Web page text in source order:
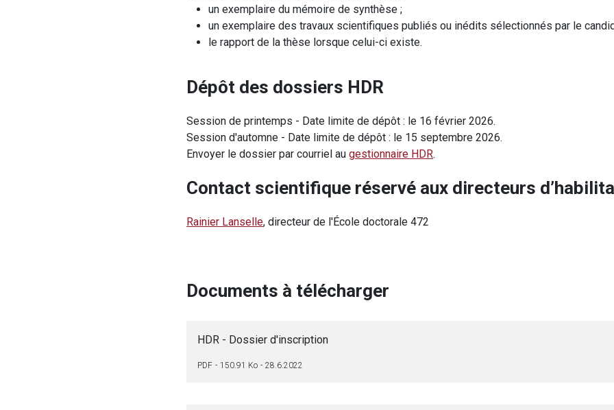
un exemplaire du mémoire de synthèse ;
un exemplaire des travaux scientifiques publiés ou inédits sélectionnés par le
le rapport de la thèse lorsque celui-ci existe.
Dépôt des dossiers HDR
Session de printemps - Date limite de dépôt : le 16 février 2026.
Session d'automne - Date limite de dépôt : le 15 septembre 2026.
Envoyer le dossier par courriel au gestionnaire HDR.
Contact scientifique réservé aux directeurs
Rainier Lanselle, directeur de l'École doctorale 472
Documents à télécharger
HDR - Dossier d'inscription
PDF 150.91 Ko 28.6.2022